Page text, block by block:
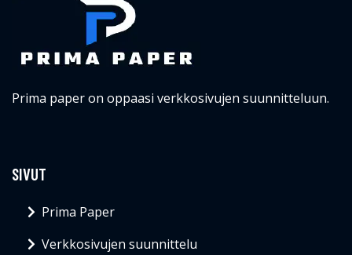
Prima paper on oppaasi verkkosivujen suunnitteluun.
SIVUT
Prima Paper
Verkkosivujen suunnittelu